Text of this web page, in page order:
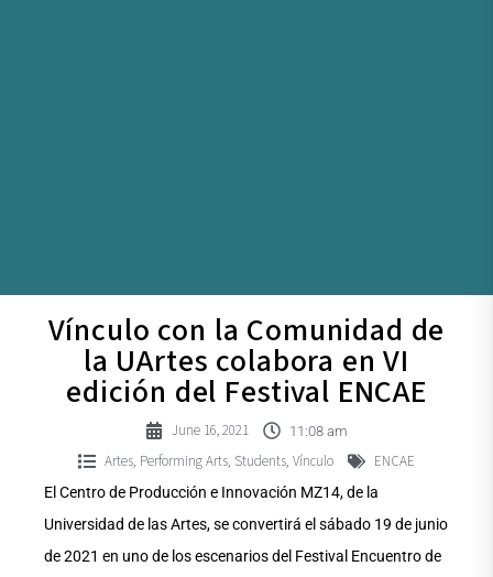
Vínculo con la Comunidad de
la UArtes colabora en VI
edición del Festival ENCAE
June 16, 2021 11:08 am
Artes Performing Arts Students Vínculo ENCAE
El Centro de Producción e Innovación MZ14, de la
Universidad de las Artes, se convertirá el sábado 19 de junio
de 2021 en uno de los escenarios del Festival Encuentro de